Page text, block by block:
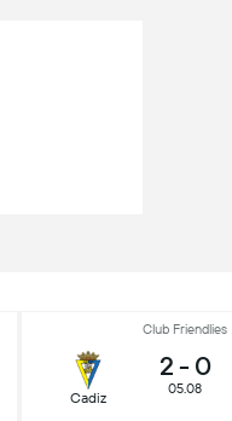
Club Friendlies
Cadiz
2 - 0
05.08